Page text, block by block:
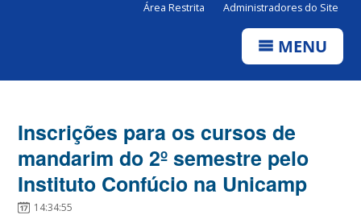
Área Restrita Administradores do Site
MENU
Inscrições para os cursos de
mandarim do 2º semestre pelo
Instituto Confúcio na Unicamp
14:34:55